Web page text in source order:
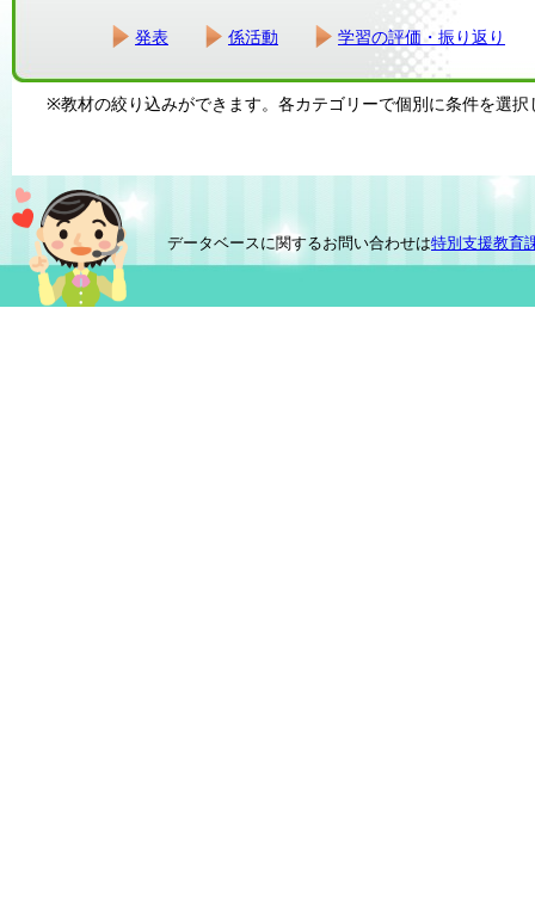
発表 係活動 学習の評価・振り返り
※教材の絞り込みができます。各カテゴリーで個別に条件を選択
データベースに関するお問い合わせは特別支援教育